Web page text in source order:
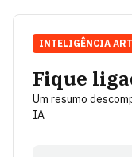
Fique
Um resumo
IA
INTELIGÊNCIA